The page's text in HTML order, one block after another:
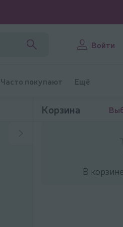
Войти
Часто покупают Ещё
Корзина
В